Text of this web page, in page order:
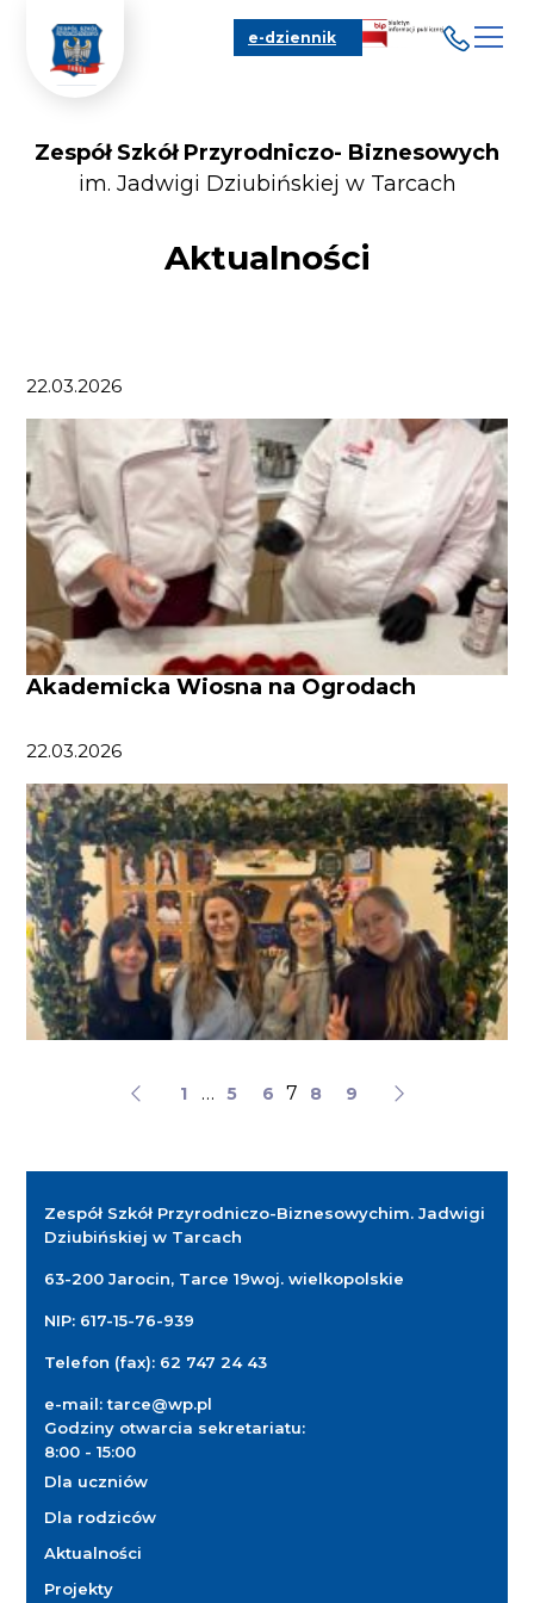
e-dziennik
Zespół Szkół Przyrodniczo- Biznesowych
im. Jadwigi Dziubińskiej w Tarcach
Aktualności
22.03.2026
Akademicka Wiosna na Ogrodach
22.03.2026
1 … 5 6 7 8 9
Zespół Szkół Przyrodniczo-Biznesowychim. Jadwigi
Dziubińskiej w Tarcach
63-200 Jarocin, Tarce 19woj. wielkopolskie
NIP: 617-15-76-939
Telefon (fax): 62 747 24 43
e-mail:tarce@wp.pl
Godziny otwarcia sekretariatu:
8:00 - 15:00
Dla uczniów
Dla rodziców
Aktualności
Projekty